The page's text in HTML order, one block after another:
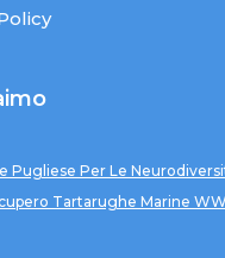
Pugliese Per Le
Tartarughe Marine